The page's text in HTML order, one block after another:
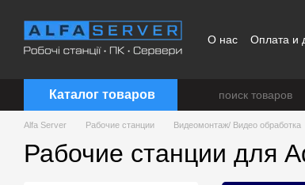
О нас Оплата и
Каталог товаров
Alfa Server Рабочие станции Видеомонтаж/ Видео обработка
Рабочие станции для